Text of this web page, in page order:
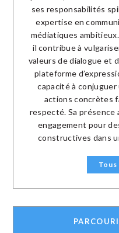
ses responsabilités
expertise en
médiatiques
il contribue à
valeurs de dialogue et
plateforme
capacité à
actions concrètes
respecté. Sa présence
engagement pour
constructives dans
Tous